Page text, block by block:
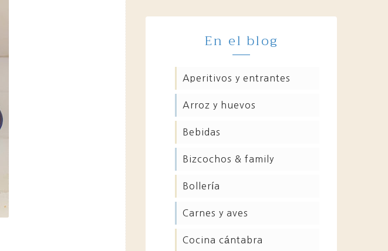
En el blog
aperitivos y entrantes
arroz y huevos
bebidas
bizcochos & family
bollería
carnes y aves
cocina cántabra